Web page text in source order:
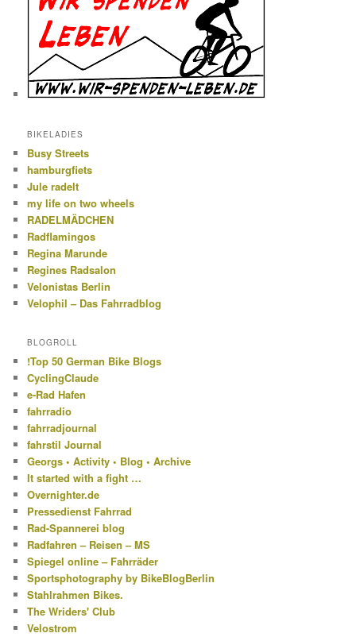
BIKELADIES
Busy Streets
hamburgfiets
Jule radelt
my life on two wheels
RADELMÄDCHEN
Radflamingos
Regina Marunde
Regines Radsalon
Velonistas Berlin
Velophil – Das Fahrradblog
BLOGROLL
!Top 50 German Bike Blogs
CyclingClaude
e-Rad Hafen
fahrradio
fahrradjournal
fahrstil Journal
Georgs • Activity • Blog • Archive
It started with a fight …
Overnighter.de
Pressedienst Fahrrad
Rad-Spannerei blog
Radfahren – Reisen – MS
Spiegel online – Fahrräder
Sportsphotography by BikeBlogBerlin
Stahlrahmen Bikes.
The Wriders' Club
Velostrom